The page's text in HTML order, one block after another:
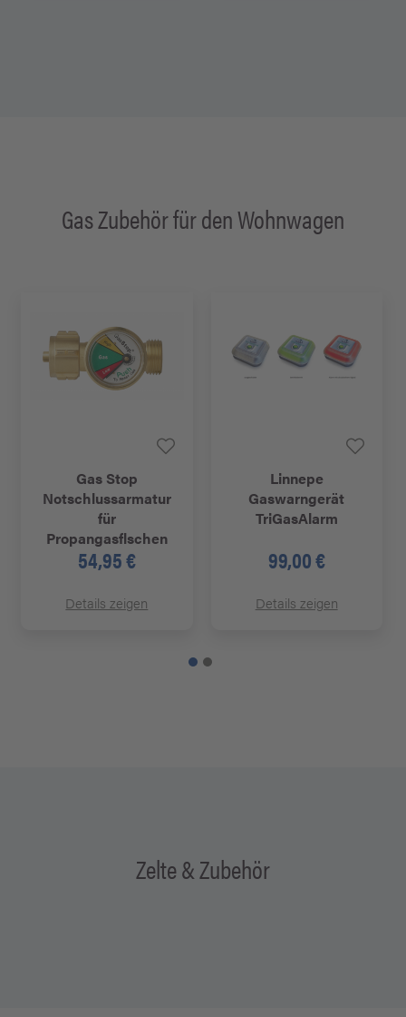
Gas Zubehör für den Wohnwagen
Gas Stop
Notschlussarmatur
für
Propangasflschen
54,95 €
Details zeigen
Linnepe
Gaswarngerät
TriGasAlarm
99,00 €
Details zeigen
Zelte & Zubehör